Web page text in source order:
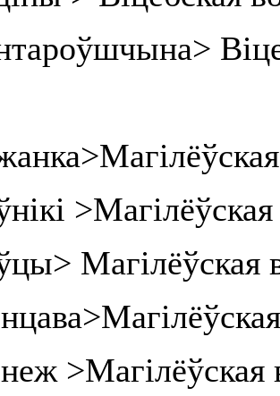
Магілёўская
>Магілёўская